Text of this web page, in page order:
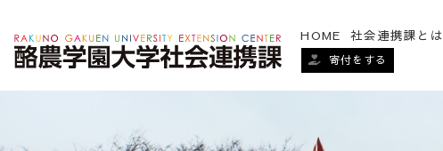
HOME 社会連携課とは
寄付をする